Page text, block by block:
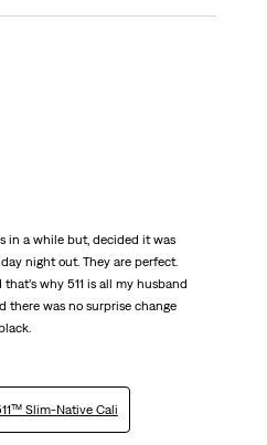
in a while but, decided it was
night out. They are perfect.
why 511 is all my husband
there was no surprise change
Slim-Native Cali